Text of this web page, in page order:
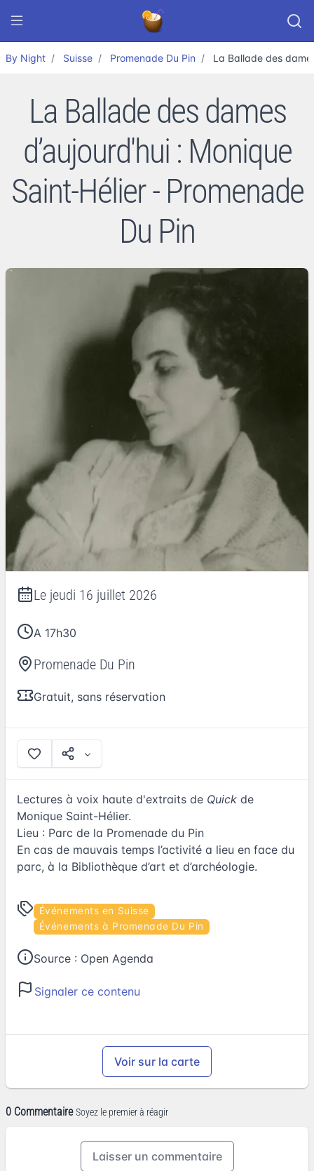
By Night Suisse Promenade Du Pin La Ballade des
La Ballade des dames
d’aujourd'hui : Monique
Saint-Hélier - Promenade
Du Pin
Le jeudi 16 juillet 2026
A 17h30
Promenade Du Pin
Gratuit, sans réservation
Lectures à voix haute d'extraits de Quick de
Monique Saint-Hélier.
Lieu : Parc de la Promenade du Pin
En cas de mauvais temps l’activité a lieu en face du
parc, à la Bibliothèque d’art et d’archéologie.
Événements en Suisse
Événements à Promenade Du Pin
Source : Open Agenda
Signaler ce contenu
Voir sur la carte
0 Commentaire Soyez le premier à réagir
Laisser un commentaire